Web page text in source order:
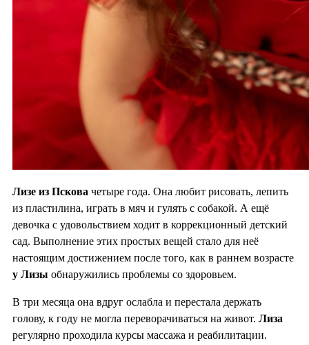
Лизе из Пскова четыре года. Она любит рисовать, лепить
из пластилина, играть в мяч и гулять с собакой. А ещё
девочка с удовольствием ходит в коррекционный детский
сад. Выполнение этих простых вещей стало для неё
настоящим достижением после того, как в раннем возрасте
у Лизы обнаружились проблемы со здоровьем.
В три месяца она вдруг ослабла и перестала держать
голову, к году не могла переворачиваться на живот. Лиза
регулярно проходила курсы массажа и реабилитации.